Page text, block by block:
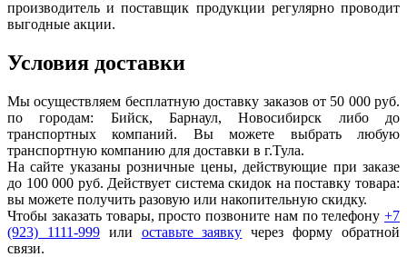
производитель и поставщик продукции регулярно проводит
выгодные акции.
Условия доставки
Мы осуществляем бесплатную доставку заказов от 50 000 руб.
по городам: Бийск, Барнаул, Новосибирск либо до
транспортных компаний. Вы можете выбрать любую
транспортную компанию для доставки в г.Тула.
На сайте указаны розничные цены, действующие при заказе
до 100 000 руб. Действует система скидок на поставку товара:
вы можете получить разовую или накопительную скидку.
Чтобы заказать товары, просто позвоните нам по телефону +7
(923) 1111-999или оставьте заявку
через форму обратной
связи.